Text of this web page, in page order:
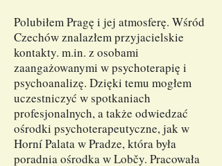
Polubiłem Pragę i jej atmosferę. Wśród
Czechów znalazłem przyjacielskie
kontakty. m.in. z osobami
zaangażowanymi w psychoterapię i
psychoanalizę. Dzięki temu mogłem
uczestniczyć w spotkaniach
profesjonalnych, a także odwiedzać
ośrodki psychoterapeutyczne, jak w
Horní Palata w Pradze, która była
poradnia ośrodka w Lobčy. Pracowała